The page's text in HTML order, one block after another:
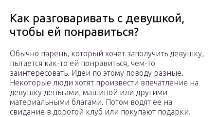
Как разговаривать с девушкой,
чтобы ей понравиться?
Обычно парень, который хочет заполучить девушку,
пытается как-то ей понравиться, чем-то
заинтересовать. Идеи по этому поводу разные.
Некоторые люди хотят произвести впечатление на
девушку деньгами, машиной или другими
материальными благами. Потом водят ее на
свидание в дорогой клуб или покупают подарки.